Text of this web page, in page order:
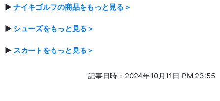
▶ナイキゴルフの商品をもっと見る＞
▶ シューズをもっと見る＞
▶ スカートをもっと見る＞
記事日時：2024年10月11日 PM 23:55